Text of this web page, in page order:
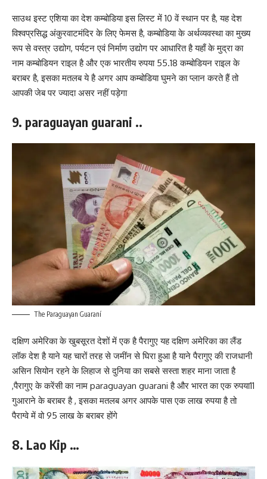
साउथ इस्ट एशिया का देश कम्बोडिया इस लिस्ट में 10 वें स्थान पर है, यह देश
विश्वप्रसिद्ध अंकुरवाटमंदिर के लिए फेमस है, कम्बोडिया के अर्थव्यवस्था का मुख्य
रूप से वस्त्र उद्योग, पर्यटन एवं निर्माण उद्योग पर आधारित है यहाँ के मुद्रा का
नाम कम्बोडियन राइल है और एक भारतीय रुपया 55.18 कम्बोडियन राइल के
बराबर है, इसका मतलब ये है अगर आप कम्बोडिया घुमने का प्लान करते हैं तो
आपकी जेब पर ज्यादा असर नहीं पड़ेगा
9. paraguayan guarani ..
The Paraguayan Guaraní
दक्षिण अमेरिका के खुबसूरत देशों में एक है पैरागुए यह दक्षिण अमेरिका का लैंड
लॉक देश है याने यह चारों तरह से जमींन से घिरा हुआ है याने पैरागुए की राजधानी
असिन सियोन रहने के लिहाज से दुनिया का सबसे सस्ता शहर माना जाता है
,पैरागुए के करेंसी का नाम paraguayan guarani है और भारत का एक रुपया11
गुआराने के बराबर है , इसका मतलब अगर आपके पास एक लाख रुपया है तो
पैराग्वे में वो 95 लाख के बराबर होंगे
8. Lao Kip …